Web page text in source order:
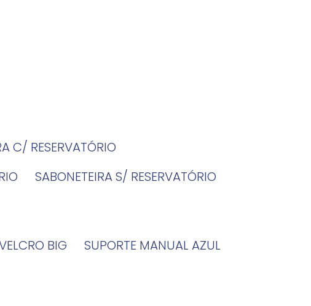
C/ RESERVATÓRIO
SABONETEIRA S/ RESERVATÓRIO
BIG
SUPORTE MANUAL AZUL